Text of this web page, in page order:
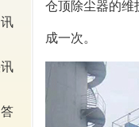
仓顶除尘器的
成一次。